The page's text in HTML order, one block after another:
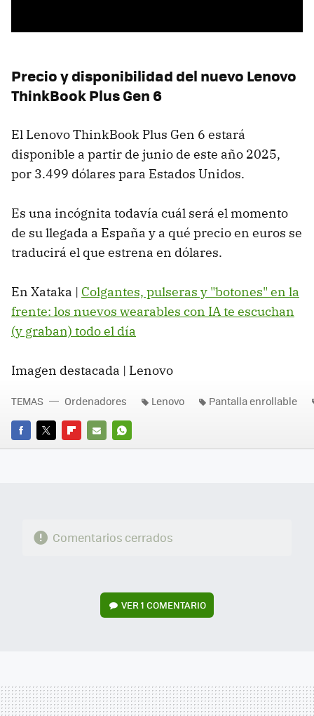
Precio y disponibilidad del nuevo Lenovo
ThinkBook Plus Gen 6
El Lenovo ThinkBook Plus Gen 6 estará
disponible a partir de junio de este año 2025,
por 3.499 dólares para Estados Unidos.
Es una incógnita todavía cuál será el momento
de su llegada a España y a qué precio en euros se
traducirá el que estrena en dólares.
En Xataka | Colgantes, pulseras y "botones" en la
frente: los nuevos wearables con IA te escuchan
(y graban) todo el día
Imagen destacada | Lenovo
FACEBOOK
TWITTERFLIPBOARD
E-
WHATSAPP
TEMAS Ordenadores Lenovo Pantalla enrollable
Comentarios cerrados
VER1 COMENTARIO